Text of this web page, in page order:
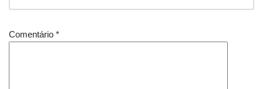
Comentário *